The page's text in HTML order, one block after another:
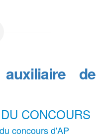
de
CONCOURS
concours d'AP